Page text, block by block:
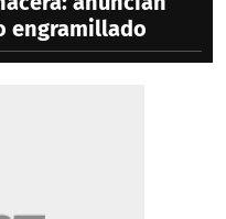
engramillado